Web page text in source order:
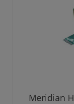
Meridian